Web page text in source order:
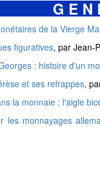
G E
de la Vierge
figuratives, par Jean-
: histoire d'un
et ses refrappes,
la monnaie ; l'aigle
les monnayages